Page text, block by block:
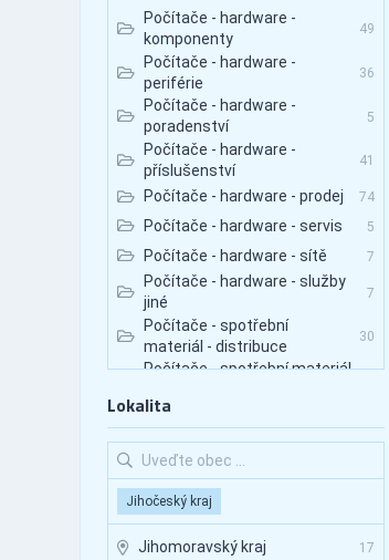
Počítače - hardware -
komponenty
49
Počítače - hardware -
periférie
36
Počítače - hardware -
poradenství
5
Počítače - hardware -
příslušenství
41
Počítače - hardware - prodej 74
Počítače - hardware - servis 5
Počítače - hardware - sítě 7
Počítače - hardware - služby
jiné
7
Počítače - spotřební
materiál - distribuce
30
Počítače - spotřební materiál
Počítače - spotřební
materiál - prodej
45
Počítače - spotřební materiál
- servis
Počítače - spotřební materiál
- služby jiné
Servisní služby (obor IT a
1
Lokalita
Jihočeský kraj
Jihomoravský kraj 17